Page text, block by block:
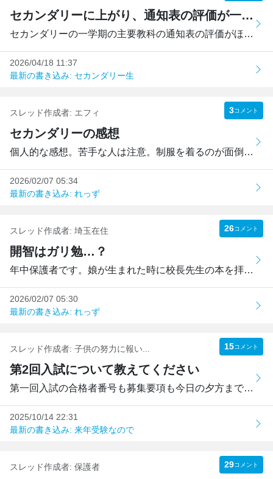
セカンダリーに上がり、通知表の評価が一つ下がりました
セカンダリーの一学期の主要教科の通知表の評価がほぼ全科目...
2026/04/18 11:37
最新の書き込み: セカンダリー生
スレッド作成者: エフィ 3コメント
セカンダリーの感想
個人的な感想。苦手な人は注意。制服を着るのが面倒。何とい...
2026/02/07 05:34
最新の書き込み: れっず
スレッド作成者: 埼玉在住 26コメント
開智はガリ勉…？
年中保護者です。娘が生まれた時に校長先生の本を拝読し、も...
2026/02/07 05:30
最新の書き込み: れっず
スレッド作成者: 子供の努力に報い... 15コメント
第2回入試について教えてください
第一回入試の合格者番号も募集要項も今日の夕方までＨＰにあ...
2025/10/14 22:31
最新の書き込み: 来年受験なので
スレッド作成者: 保護者 29コメント